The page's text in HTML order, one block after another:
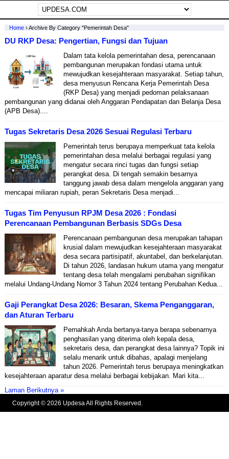
Home›Archive By Category "Pemerintah Desa"
DU RKP Desa: Pengertian, Fungsi dan Tujuan
Dalam tata kelola pemerintahan desa, perencanaan
pembangunan merupakan fondasi utama untuk
mewujudkan kesejahteraan masyarakat. Setiap tahun,
desa menyusun Rencana Kerja Pemerintah Desa
(RKP Desa) yang menjadi pedoman pelaksanaan
pembangunan yang didanai oleh Anggaran Pendapatan dan Belanja Desa
(APB Desa)....
Tugas Sekretaris Desa 2026 Sesuai Regulasi Terbaru
Pemerintah terus berupaya memperkuat tata kelola
pemerintahan desa melalui berbagai regulasi yang
mengatur secara rinci tugas dan fungsi setiap
perangkat desa. Di tengah semakin besarnya
tanggung jawab desa dalam mengelola anggaran yang
mencapai miliaran rupiah, peran Sekretaris Desa menjadi...
Tugas Tim Penyusun RPJM Desa 2026 : Fondasi
Perencanaan Pembangunan Berbasis SDGs Desa
Perencanaan pembangunan desa merupakan tahapan
krusial dalam mewujudkan kesejahteraan masyarakat
desa secara partisipatif, akuntabel, dan berkelanjutan.
Di tahun 2026, landasan hukum utama yang mengatur
tentang desa telah mengalami perubahan signifikan
melalui Undang-Undang Nomor 3 Tahun 2024 tentang Perubahan Kedua...
Gaji Perangkat Desa 2026: Besaran, Skema Penganggaran,
dan Aturan Terbaru
Pernahkah Anda bertanya-tanya berapa sebenarnya
penghasilan yang diterima oleh kepala desa,
sekretaris desa, dan perangkat desa lainnya? Topik ini
selalu menarik untuk dibahas, apalagi menjelang
tahun 2026. Pemerintah terus berupaya meningkatkan
kesejahteraan aparatur desa melalui berbagai kebijakan. Mari kita...
Laman Berikutnya »
Copyright © 2026 Updesa All Rights Reserved.